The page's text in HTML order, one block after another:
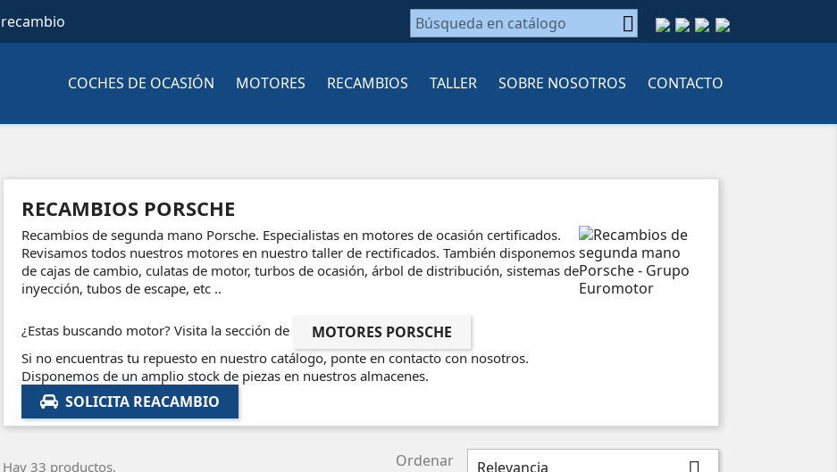

COCHES DE OCASIÓN MOTORES RECAMBIOS TALLER SOBRE NOSOTROS CONTACTO
RECAMBIOS PORSCHE
Recambios de segunda mano Porsche. Especialistas en motores de ocasión certificados.
Revisamos todos nuestros motores en nuestro taller de rectificados. También disponemos
de cajas de cambio, culatas de motor, turbos de ocasión, árbol de distribución, sistemas de
inyección, tubos de escape, etc ..
¿Estas buscando motor? Visita la sección de MOTORES PORSCHE
Si no encuentras tu repuesto en nuestro catálogo, ponte en contacto con nosotros.
Disponemos de un amplio stock de piezas en nuestros almacenes.
SOLICITA REACAMBIO
Hay 33 productos.
Ordenar
Relevancia